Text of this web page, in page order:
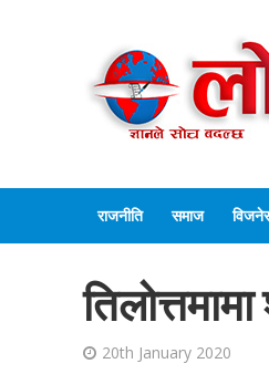
राजनीति समाज
20th January 2020